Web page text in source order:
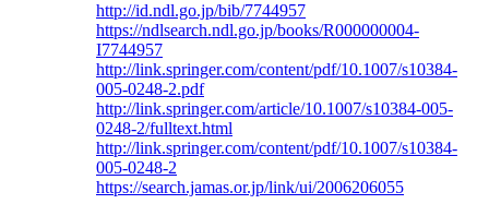
http://id.ndl.go.jp/bib/7744957
https://ndlsearch.ndl.go.jp/books/R000000004-
I7744957
http://link.springer.com/content/pdf/10.1007/s10384-
005-0248-2.pdf
http://link.springer.com/article/10.1007/s10384-005-
0248-2/fulltext.html
http://link.springer.com/content/pdf/10.1007/s10384-
005-0248-2
https://search.jamas.or.jp/link/ui/2006206055